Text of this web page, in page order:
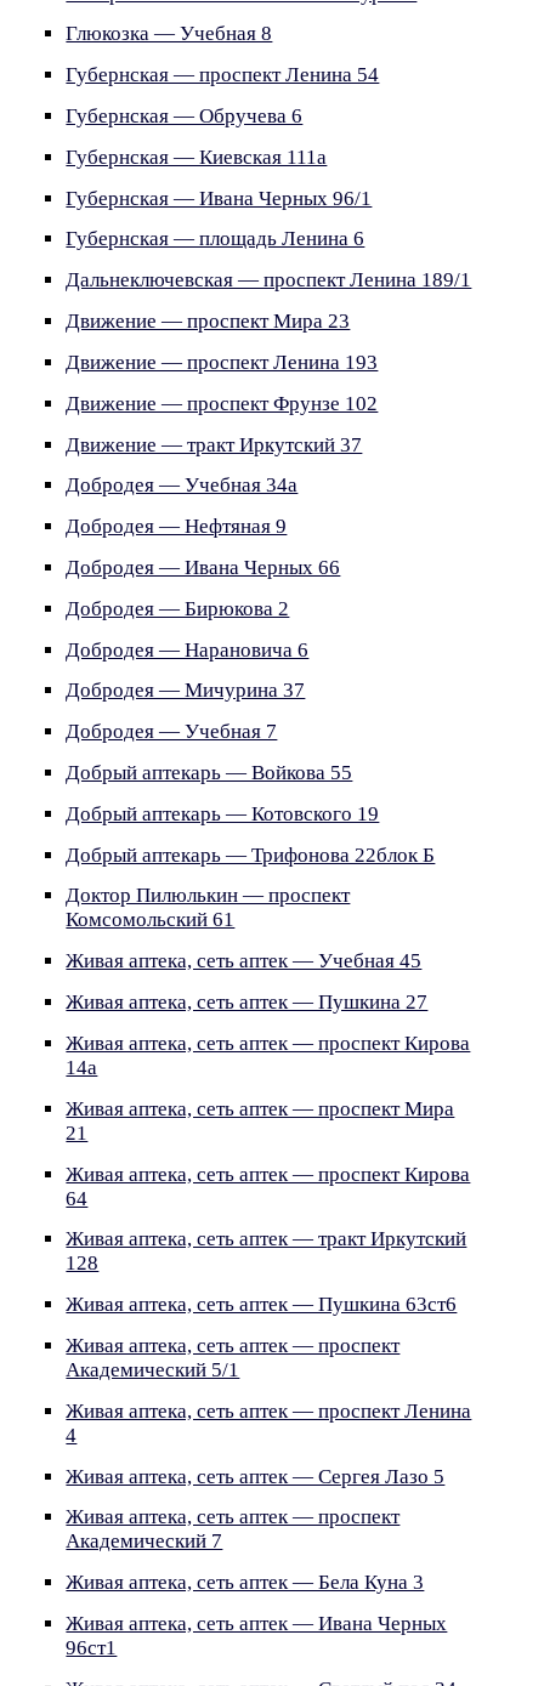
Глюкозка — Учебная 8
Губернская — проспект Ленина 54
Губернская — Обручева 6
Губернская — Киевская 111а
Губернская — Ивана Черных 96/1
Губернская — площадь Ленина 6
Дальнеключевская — проспект Ленина 189/1
Движение — проспект Мира 23
Движение — проспект Ленина 193
Движение — проспект Фрунзе 102
Движение — тракт Иркутский 37
Добродея — Учебная 34а
Добродея — Нефтяная 9
Добродея — Ивана Черных 66
Добродея — Бирюкова 2
Добродея — Нарановича 6
Добродея — Мичурина 37
Добродея — Учебная 7
Добрый аптекарь — Войкова 55
Добрый аптекарь — Котовского 19
Добрый аптекарь — Трифонова 22блок Б
Доктор Пилюлькин — проспект
Комсомольский 61
Живая аптека, сеть аптек — Учебная 45
Живая аптека, сеть аптек — Пушкина 27
Живая аптека, сеть аптек — проспект Кирова
14а
Живая аптека, сеть аптек — проспект Мира
21
Живая аптека, сеть аптек — проспект Кирова
64
Живая аптека, сеть аптек — тракт Иркутский
128
Живая аптека, сеть аптек — Пушкина 63ст6
Живая аптека, сеть аптек — проспект
Академический 5/1
Живая аптека, сеть аптек — проспект Ленина
4
Живая аптека, сеть аптек — Сергея Лазо 5
Живая аптека, сеть аптек — проспект
Академический 7
Живая аптека, сеть аптек — Бела Куна 3
Живая аптека, сеть аптек — Ивана Черных
96ст1